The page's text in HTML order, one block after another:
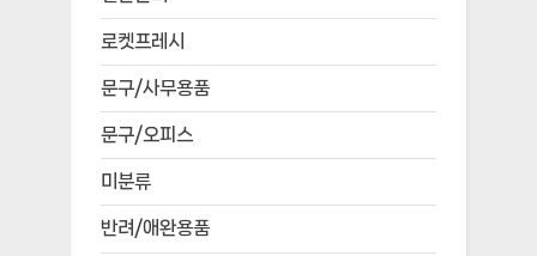
로켓프레시
문구/사무용품
문구/오피스
미분류
반려/애완용품